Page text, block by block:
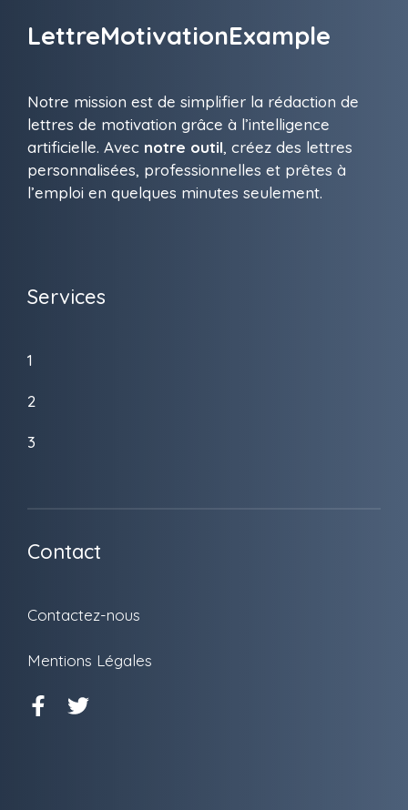
LettreMotivationExample
Notre mission est de simplifier la rédaction de
lettres de motivation grâce à l’intelligence
artificielle. Avec notre outil, créez des lettres
personnalisées, professionnelles et prêtes à
l’emploi en quelques minutes seulement.
Services
1
2
3
Contact
Contactez-nous
Mentions Légales